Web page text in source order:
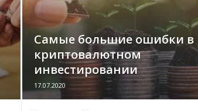
Самые большие ошибки в
криптовалютном
инвестировании
17.07.2020